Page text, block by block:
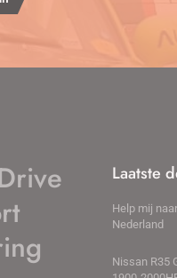
Laatste
Help mij
Nederland
Nissan R35